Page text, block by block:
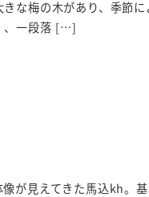
な梅の木があり、季節
、一段落 […]
が見えてきた馬込kh。